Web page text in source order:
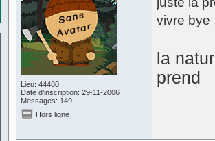
Lieu: 44480
Date d'inscription: 29-11-2006
Messages: 149
vivre bye
la
prend
Hors ligne